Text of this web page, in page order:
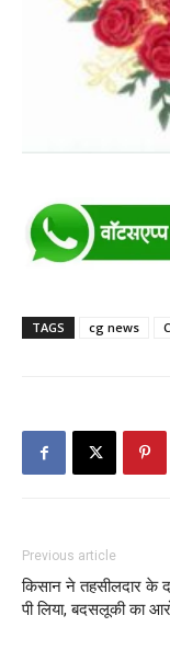
TAGS cg news
Previous article
किसान ने तहसीलदार के
पी लिया, बदसलूकी का